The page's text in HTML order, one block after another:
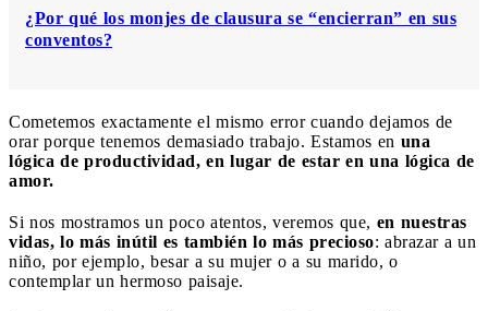
¿Por qué los monjes de clausura se “encierran” en sus
conventos?
Cometemos exactamente el mismo error cuando dejamos de
orar porque tenemos demasiado trabajo. Estamos en una
lógica de productividad, en lugar de estar en una lógica de
amor.
Si nos mostramos un poco atentos, veremos que, en nuestras
vidas, lo más inútil es también lo más precioso: abrazar a un
niño, por ejemplo, besar a su mujer o a su marido, o
contemplar un hermoso paisaje.